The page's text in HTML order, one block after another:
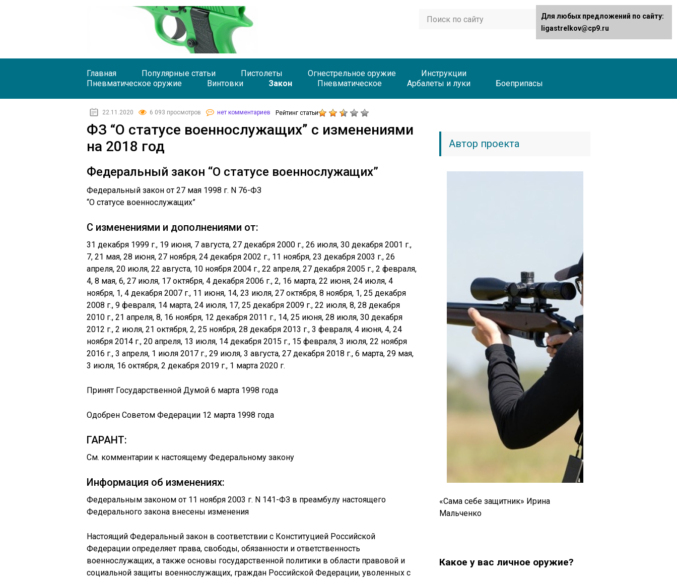
Главная Популярные статьи Пистолеты Огнестрельное оружие
Инструкции
Пневматическое оружие
Винтовки Закон Пневматическое Арбалеты и луки Боеприпасы
22.11.2020 6 093 просмотров нет комментариев Рейтинг статьи
ФЗ “О статусе военнослужащих” с изменениями
на 2018 год
Федеральный закон “О статусе военнослужащих”
Федеральный закон от 27 мая 1998 г. N 76-ФЗ
“О статусе военнослужащих”
С изменениями и дополнениями от:
31 декабря 1999 г., 19 июня, 7 августа, 27 декабря 2000 г., 26 июля, 30 декабря 2001 г.,
7, 21 мая, 28 июня, 27 ноября, 24 декабря 2002 г., 11 ноября, 23 декабря 2003 г., 26
апреля, 20 июля, 22 августа, 10 ноября 2004 г., 22 апреля, 27 декабря 2005 г., 2 февраля,
4, 8 мая, 6, 27 июля, 17 октября, 4 декабря 2006 г., 2, 16 марта, 22 июня, 24 июля, 4
ноября, 1, 4 декабря 2007 г., 11 июня, 14, 23 июля, 27 октября, 8 ноября, 1, 25 декабря
2008 г., 9 февраля, 14 марта, 24 июля, 17, 25 декабря 2009 г., 22 июля, 8, 28 декабря
2010 г., 21 апреля, 8, 16 ноября, 12 декабря 2011 г., 14, 25 июня, 28 июля, 30 декабря
2012 г., 2 июля, 21 октября, 2, 25 ноября, 28 декабря 2013 г., 3 февраля, 4 июня, 4, 24
ноября 2014 г., 20 апреля, 13 июля, 14 декабря 2015 г., 15 февраля, 3 июля, 22 ноября
2016 г., 3 апреля, 1 июля 2017 г., 29 июля, 3 августа, 27 декабря 2018 г., 6 марта, 29 мая,
3 июля, 16 октября, 2 декабря 2019 г., 1 марта 2020 г.
Принят Государственной Думой 6 марта 1998 года
Одобрен Советом Федерации 12 марта 1998 года
ГАРАНТ:
См. комментарии к настоящему Федеральному закону
Информация об изменениях:
Федеральным законом от 11 ноября 2003 г. N 141-ФЗ в преамбулу настоящего
Федерального закона внесены изменения
Настоящий Федеральный закон в соответствии с Конституцией Российской
Федерации определяет права, свободы, обязанности и ответственность
военнослужащих, а также основы государственной политики в области правовой и
социальной защиты военнослужащих, граждан Российской Федерации, уволенных с
Автор проекта
«Сама себе защитник» Ирина
Мальченко
Какое у вас личное оружие?
Для любых предложений по сайту:
ligastrelkov@cp9.ru